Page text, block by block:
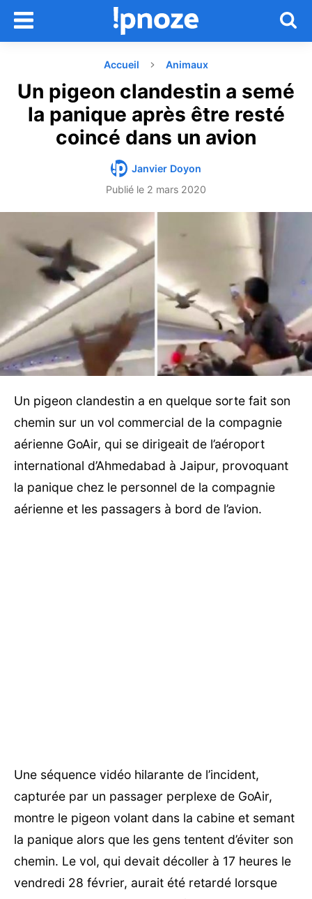
Accueil Animaux
Un pigeon clandestin a semé
la panique après être resté
coincé dans un avion
Janvier Doyon
Publié le 2 mars 2020
Un pigeon clandestin a en quelque sorte fait son
chemin sur un vol commercial de la compagnie
aérienne GoAir, qui se dirigeait de l’aéroport
international d’Ahmedabad à Jaipur, provoquant
la panique chez le personnel de la compagnie
aérienne et les passagers à bord de l’avion.
Une séquence vidéo hilarante de l’incident,
capturée par un passager perplexe de GoAir,
montre le pigeon volant dans la cabine et semant
la panique alors que les gens tentent d’éviter son
chemin. Le vol, qui devait décoller à 17 heures le
vendredi 28 février, aurait été retardé lorsque